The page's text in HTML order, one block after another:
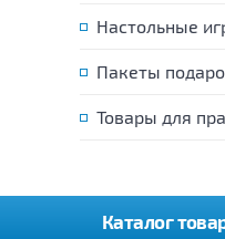
Настольные
Пакеты
Товары для
Каталог